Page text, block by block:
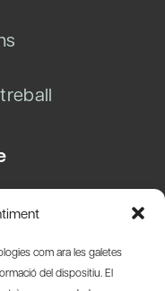
com ara les galetes
del dispositiu. El